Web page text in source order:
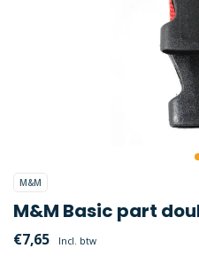
M&M
M&M Basic part
€7,65 Incl. btw